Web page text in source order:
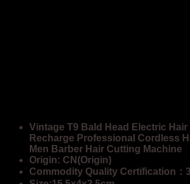
Vintage T9 Bald Head Electric
Recharge Professional Cordless
Men Barber Hair Cutting Machine
Origin: CN(Origin)
Commodity Quality Certification：